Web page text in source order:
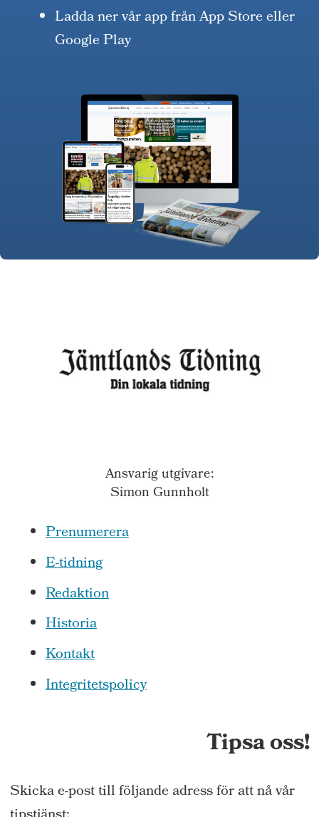
Ladda ner vår app från App Store eller
Google Play
Ansvarig utgivare:
Simon Gunnholt
Prenumerera
E-tidning
Redaktion
Historia
Kontakt
Integritetspolicy
Tipsa oss!
Skicka e-post till följande adress för att nå vår